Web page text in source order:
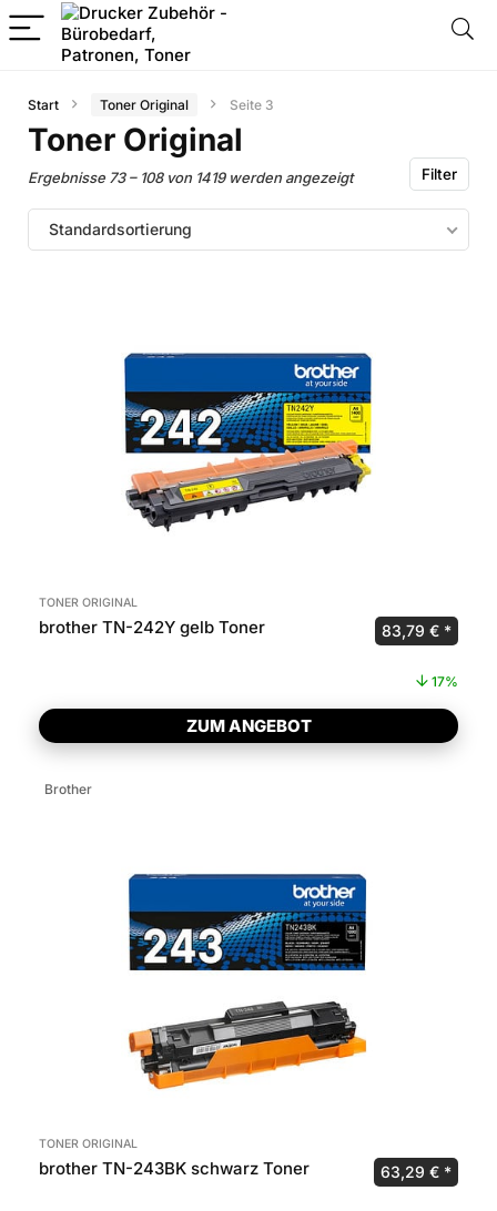
Start Toner Original Seite 3
Toner Original
Filter
Ergebnisse 73 – 108 von 1419 werden angezeigt
Standardsortierung
TONER ORIGINAL
brother TN-242Y gelb Toner Ursprünglicher
83,79 €
17%
ZUM ANGEBOT
Brother
TONER ORIGINAL
brother TN-243BK schwarz Toner Ursprünglicher
63,29 €